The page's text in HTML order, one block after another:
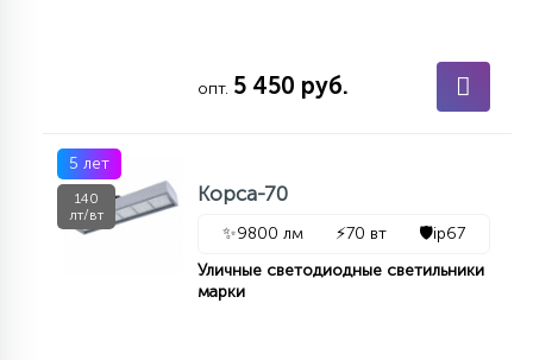
опт. 5 450 руб.
5 лет
140
лт/вт
Корса-70
✨9800 лм ⚡70 вт 🛡️ip67
Уличные светодиодные светильники
марки